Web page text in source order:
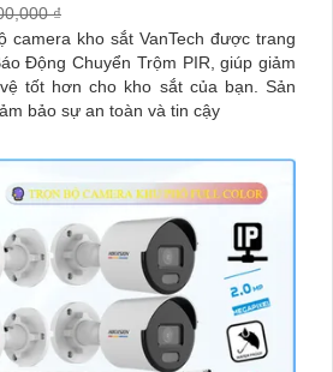
₫
camera kho sắt VanTech được trang
Động Chuyển Trộm PIR, giúp giảm
tốt hơn cho kho sắt của bạn. Sản
phẩm chất lượng, 🔄 Đảm bảo sự an toàn và tin cậy